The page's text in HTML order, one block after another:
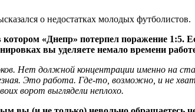
о недостатках молодых футболистов.
«Днепр» потерпел поражение 1:5.
вы уделяете немало времени
Нет должной концентрации именно на
Это работа. Где-то, возможно, и не
ворот выглядели неплохо.